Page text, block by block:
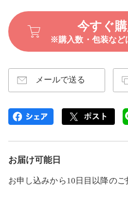
今すぐ
※購入数・包装など
メールで送る
お届け可能日
お申し込みから10日目以降のご